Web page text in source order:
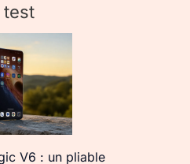
test
V6 : un pliable